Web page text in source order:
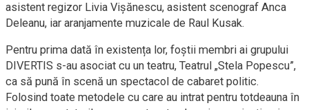
asistent regizor Livia Vişănescu, asistent scenograf Anca
Deleanu, iar aranjamente muzicale de Raul Kusak.
Pentru prima dată în existența lor, foştii membri ai grupului
DIVERTIS s-au asociat cu un teatru, Teatrul „Stela Popescu”,
ca să pună în scenă un spectacol de cabaret politic.
Folosind toate metodele cu care au intrat pentru totdeauna în